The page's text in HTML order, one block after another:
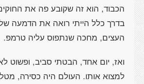
הכבוד, הוא זה שקובע פה את
בדרך כלל הייתי רואה את הדמעה
העצים, מחכה שנתפוס עליה טרמפ.
ואז, יום אחד, הבטתי סביב, ופשוט
למצוא אותו. העולם היה כסירה,